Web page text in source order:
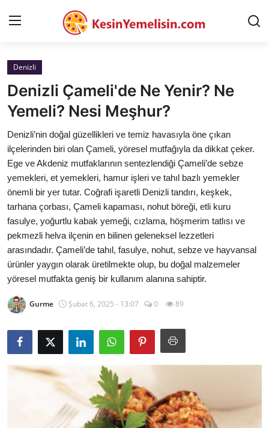
AnaSayfa
Gizlilik Sözleşmesi
Rüya Tabirleri
Diyet & Sağlıklı Beslenme
İletişim
Şehirler
Helal Gıda & Dini Hükümler
Gıda Güvenliği & Bilimi
Kalori & Diyet Rehberi
Mutfak Püf Noktaları & İpuçları
Mekan & Lezzet Rotaları
Temel Gıda ve Ürün Rehberleri
İçecek Kültürü & Barista
Yöresel Tarifler & Ev Yemekleri
Denizli
Denizli Çameli'de Ne Yenir? Ne
Yemeli? Nesi Meşhur?
Denizli’nin doğal güzellikleri ve temiz havasıyla öne çıkan
ilçelerinden biri olan Çameli, yöresel mutfağıyla da dikkat çeker.
Ege ve Akdeniz mutfaklarının sentezlendiği Çameli’de sebze
yemekleri, et yemekleri, hamur işleri ve tahıl bazlı yemekler
önemli bir yer tutar. Coğrafi işaretli Denizli tandırı, keşkek,
tarhana çorbası, Çameli kapaması, nohut böreği, etli kuru
fasulye, yoğurtlu kabak yemeği, cızlama, höşmerim tatlısı ve
pekmezli helva ilçenin en bilinen geleneksel lezzetleri
arasındadır. Çameli’de tahıl, fasulye, nohut, sebze ve hayvansal
ürünler yaygın olarak üretilmekte olup, bu doğal malzemeler
yöresel mutfakta geniş bir kullanım alanına sahiptir.
Gurme Şubat 6, 2025 - 13:07 0 89